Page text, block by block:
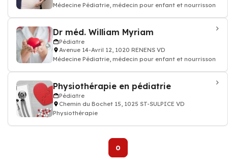
Médecine Pédiatrie, médecin pour enfant et nourrisson
Dr méd. William Myriam
Pédiatre
Avenue 14-Avril 12, 1020 RENENS VD
Médecine Pédiatrie, médecin pour enfant et nourrisson
Physiothérapie en pédiatrie
Pédiatre
Chemin du Bochet 15, 1025 ST-SULPICE VD
Physiothérapie
0